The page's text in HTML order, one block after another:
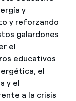
y
y reforzando
galardones
el
educativos
el
y el
a la crisis